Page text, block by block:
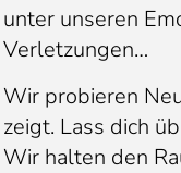
unter unseren
Verletzungen…
Wir probieren
zeigt. Lass dich
Wir halten den